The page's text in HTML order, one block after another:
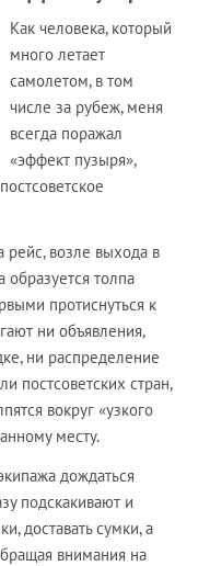
Как человека, который
много летает
самолетом, в том
числе за рубеж, меня
всегда поражал
«эффект пузыря»,
рейс, возле выхода в
образуется толпа
протиснуться к
ни объявления,
ни распределение
постсоветских стран,
вокруг «узкого
месту.
дождаться
подскакивают и
доставать сумки, а
внимания на